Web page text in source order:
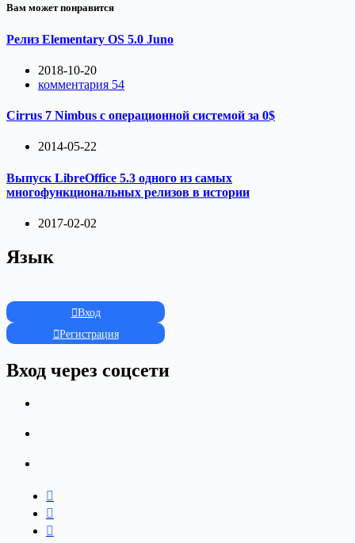
Вам может понравится
Релиз Elementary OS 5.0 Juno
2018-10-20
комментария 54
Cirrus 7 Nimbus с операционной системой за 0$
2014-05-22
Выпуск LibreOffice 5.3 одного из самых
многофункциональных релизов в истории
2017-02-02
Язык
Вход
Регистрация
Вход через соцсети